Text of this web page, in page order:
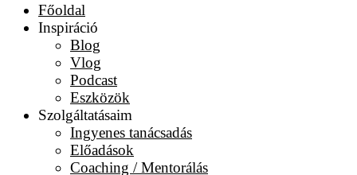
Főoldal
Inspiráció
Blog
Vlog
Podcast
Eszközök
Szolgáltatásaim
Ingyenes tanácsadás
Előadások
Coaching / Mentorálás